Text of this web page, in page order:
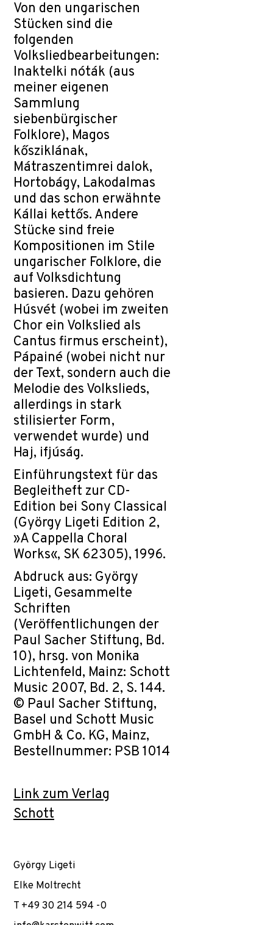
Von den ungarischen
Stücken sind die
folgenden
Volksliedbearbeitungen:
Inaktelki nóták (aus
meiner eigenen
Sammlung
siebenbürgischer
Folklore), Magos
kősziklának,
Mátraszentimrei dalok,
Hortobágy, Lakodalmas
und das schon erwähnte
Kállai kettős. Andere
Stücke sind freie
Kompositionen im Stile
ungarischer Folklore, die
auf Volksdichtung
basieren. Dazu gehören
Húsvét (wobei im zweiten
Chor ein Volkslied als
Cantus firmus erscheint),
Pápainé (wobei nicht nur
der Text, sondern auch die
Melodie des Volkslieds,
allerdings in stark
stilisierter Form,
verwendet wurde) und
Haj, ifjúság.
Einführungstext für das
Begleitheft zur CD-
Edition bei Sony Classical
(György Ligeti Edition 2,
»A Cappella Choral
Works«, SK 62305), 1996.
Abdruck aus: György
Ligeti, Gesammelte
Schriften
(Veröffentlichungen der
Paul Sacher Stiftung, Bd.
10), hrsg. von Monika
Lichtenfeld, Mainz: Schott
Music 2007, Bd. 2, S. 144.
© Paul Sacher Stiftung,
Basel und Schott Music
GmbH & Co. KG, Mainz,
Bestellnummer: PSB 1014
Link zum Verlag
Schott
György Ligeti
Elke Moltrecht
T +49 30 214 594 -0